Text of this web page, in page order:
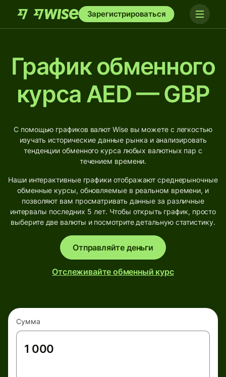
Зарегистрироваться
График обменного
курса AED — GBP
С помощью графиков валют Wise вы можете с легкостью
изучать исторические данные рынка и анализировать
тенденции обменного курса любых валютных пар с
течением времени.
Наши интерактивные графики отображают среднерыночные
обменные курсы, обновляемые в реальном времени, и
позволяют вам просматривать данные за различные
интервалы последних 5 лет. Чтобы открыть график, просто
выберите две валюты и посмотрите детальную статистику.
Отправляйте деньги
Отслеживайте обменный курс
Сумма